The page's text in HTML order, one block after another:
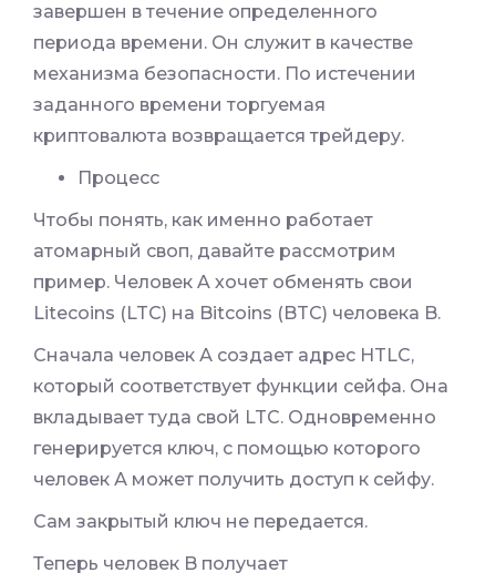
завершен в течение определенного
периода времени. Он служит в качестве
механизма безопасности. По истечении
заданного времени торгуемая
криптовалюта возвращается трейдеру.
Процесс
Чтобы понять, как именно работает
атомарный своп, давайте рассмотрим
пример. Человек A хочет обменять свои
Litecoins (LTC) на Bitcoins (BTC) человека B.
Сначала человек А создает адрес HTLC,
который соответствует функции сейфа. Она
вкладывает туда свой LTC. Одновременно
генерируется ключ, с помощью которого
человек А может получить доступ к сейфу.
Сам закрытый ключ не передается.
Теперь человек B получает